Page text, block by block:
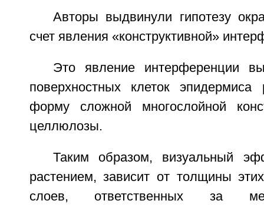
Авторы выдвинули гипотезу
счет явления «конструктивной»
Это явление интерференции
поверхностных клеток
форму сложной многослойной
целлюлозы.
Таким образом, визуальный
растением, зависит от толщины
слоев, ответственных за